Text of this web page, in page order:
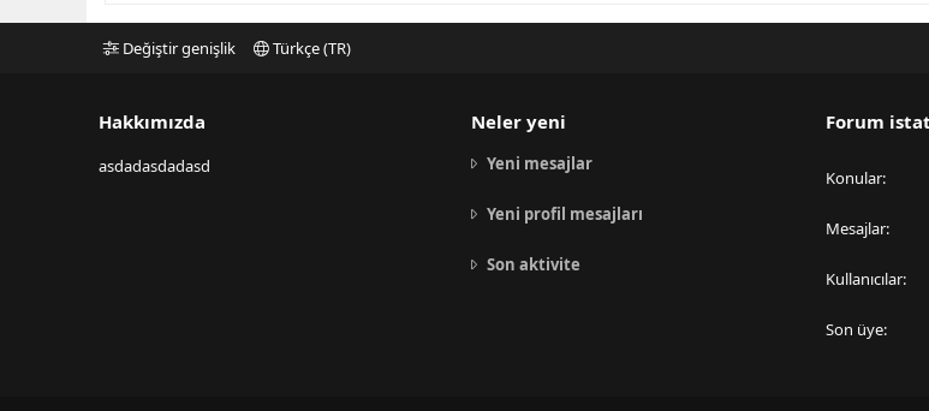
Değiştir genişlik Türkçe (TR)
Hakkımızda
asdadasdadasd
Neler yeni
Yeni mesajlar
Yeni profil mesajları
Son aktivite
Forum
Konular
Mesajlar
Kullanıcılar
Son üye